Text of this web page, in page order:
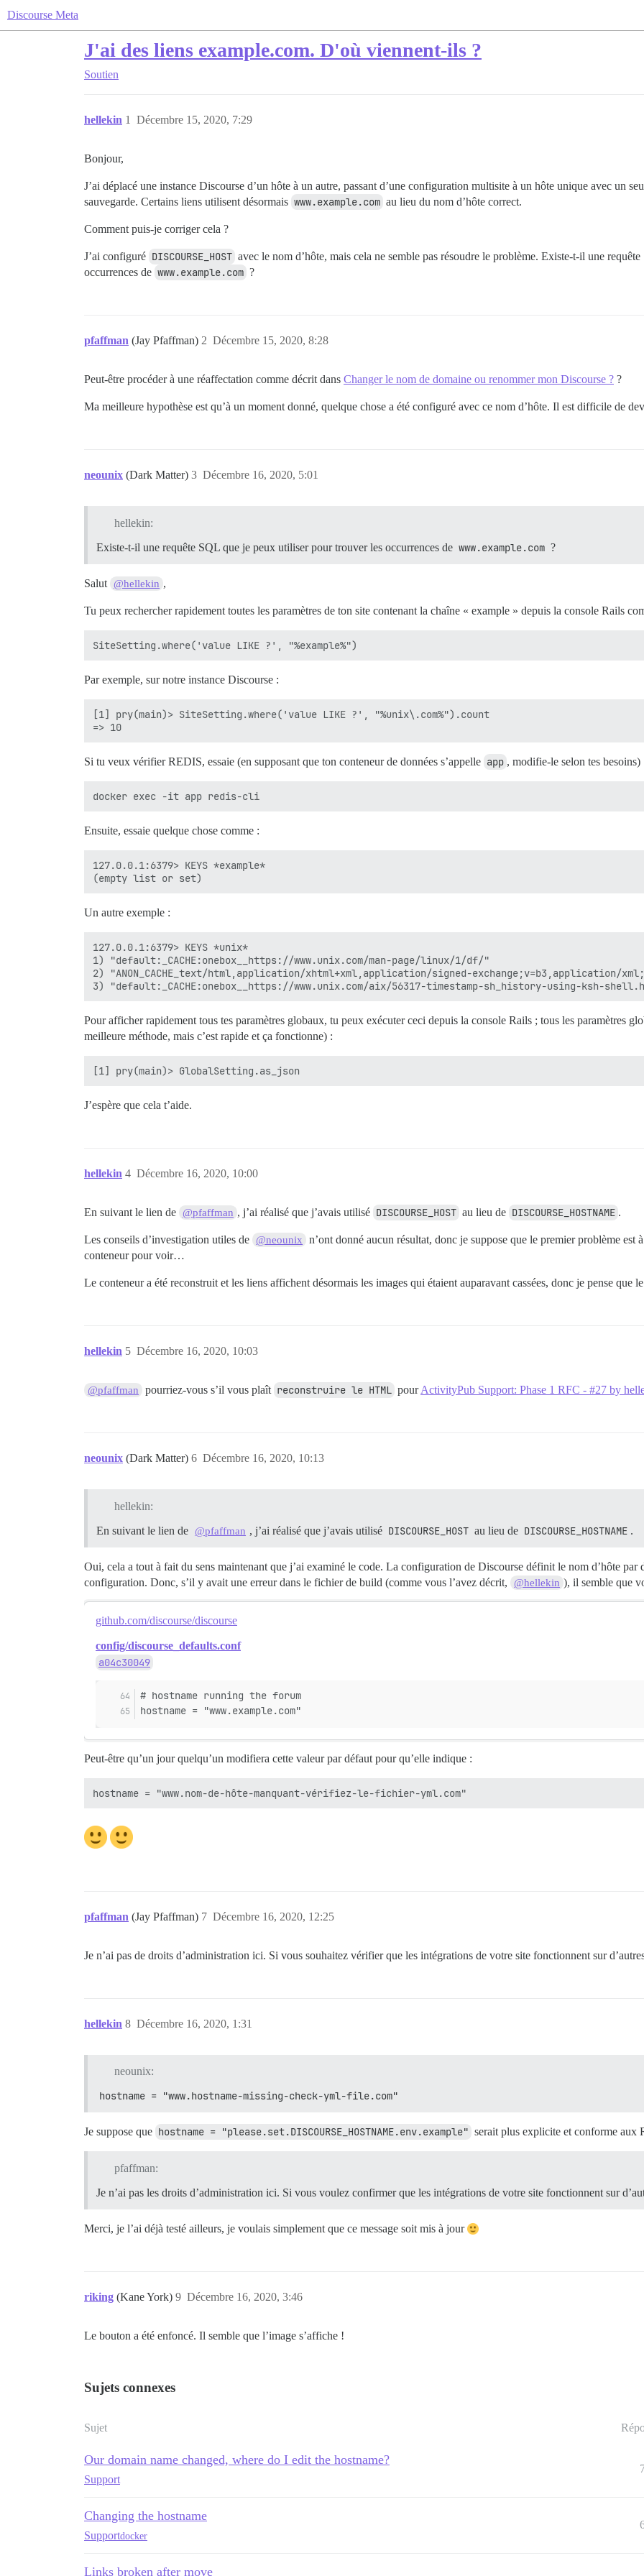
Discourse Meta
J'ai des liens example.com. D'où viennent-ils ?
Soutien
hellekin Décembre 15, 2020, 7:29
1
Bonjour,
J’ai déplacé une instance Discourse d’un hôte à un autre, passant d’une configuration multisite à un hôte unique avec un
sauvegarde. Certains liens utilisent désormais www.example.com au lieu du nom d’hôte correct.
Comment puis-je corriger cela ?
J’ai configuré DISCOURSE_HOST avec le nom d’hôte, mais cela ne semble pas résoudre le problème. Existe-t-il une
occurrences de www.example.com ?
pfaffman (Jay Pfaffman) Décembre 15, 2020, 8:28
2
Peut-être procéder à une réaffectation comme décrit dans Changer le nom de domaine ou renommer mon Discourse ? ?
Ma meilleure hypothèse est qu’à un moment donné, quelque chose a été configuré avec ce nom d’hôte. Il est difficile de
neounix (Dark Matter) Décembre 16, 2020, 5:01
3
hellekin:
Existe-t-il une requête SQL que je peux utiliser pour trouver les occurrences de www.example.com ?
Salut @hellekin ,
Tu peux rechercher rapidement toutes les paramètres de ton site contenant la chaîne « example » depuis la console Rails
Par exemple, sur notre instance Discourse :
[1] pry(main)> SiteSetting.where('value LIKE ?', "%unix\.com%").count
Si tu veux vérifier REDIS, essaie (en supposant que ton conteneur de données s’appelle app , modifie-le selon tes besoins)
Ensuite, essaie quelque chose comme :
127.0.0.1:6379> KEYS *example*
Un autre exemple :
127.0.0.1:6379> KEYS *unix*
1) "default:_CACHE:onebox__https://www.unix.com/man-page/linux/1/df/"
2) "ANON_CACHE_text/html,application/xhtml+xml,application/signed-
Pour afficher rapidement tous tes paramètres globaux, tu peux exécuter ceci depuis la console Rails ; tous les paramètres
meilleure méthode, mais c’est rapide et ça fonctionne) :
J’espère que cela t’aide.
hellekin Décembre 16, 2020, 10:00
4
En suivant le lien de @pfaffman , j’ai réalisé que j’avais utilisé DISCOURSE_HOST au lieu de DISCOURSE_HOSTNAME .
Les conseils d’investigation utiles de @neounix
n’ont donné aucun résultat, donc je suppose que le premier problème est
conteneur pour voir…
Le conteneur a été reconstruit et les liens affichent désormais les images qui étaient auparavant cassées, donc je pense que
hellekin Décembre 16, 2020, 10:03
5
@pfaffman pourriez-vous s’il vous plaît reconstruire le HTML pourActivityPub Support: Phase 1 RFC - #27 by
neounix (Dark Matter) Décembre 16, 2020, 10:13
6
hellekin:
En suivant le lien de @pfaffman , j’ai réalisé que j’avais utilisé DISCOURSE_HOST au lieu de DISCOURSE_HOSTNAME .
Oui, cela a tout à fait du sens maintenant que j’ai examiné le code. La configuration de Discourse définit le nom d’hôte par
configuration. Donc, s’il y avait une erreur dans le fichier de build (comme vous l’avez décrit,
@hellekin ), il semble que
github.com/discourse/discourse
config/discourse_defaults.conf
a04c30049
# hostname running the forum
hostname = "www.example.com"
Peut-être qu’un jour quelqu’un modifiera cette valeur par défaut pour qu’elle indique :
pfaffman (Jay Pfaffman) Décembre 16, 2020, 12:25
7
Je n’ai pas de droits d’administration ici. Si vous souhaitez vérifier que les intégrations de votre site fonctionnent sur
hellekin Décembre 16, 2020, 1:31
8
neounix:
hostname = "www.hostname-missing-check-yml-file.com"
Je suppose que hostname = "please.set.DISCOURSE_HOSTNAME.env.example" serait plus explicite et conforme aux
pfaffman:
Je n’ai pas les droits d’administration ici. Si vous voulez confirmer que les intégrations de votre site fonctionnent sur
Merci, je l’ai déjà testé ailleurs, je voulais simplement que ce message soit mis à jour
riking (Kane York) Décembre 16, 2020, 3:46
9
Le bouton a été enfoncé. Il semble que l’image s’affiche !
Sujets connexes
Sujet
Our domain name changed, where do I edit the hostname?
Support
Changing the hostname
Supportdocker
Links broken after move